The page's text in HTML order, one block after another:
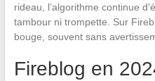
rideau, l’algorithme continue
tambour ni trompette. Sur
bouge, souvent sans
Fireblog en